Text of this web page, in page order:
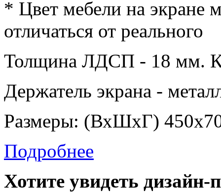
* Цвет мебели на экране
отличаться от реального
Толщина ЛДСП - 18 мм.
Держатель экрана -
Размеры: (ВхШхГ)
Подробнее
Хотите увидеть дизайн-